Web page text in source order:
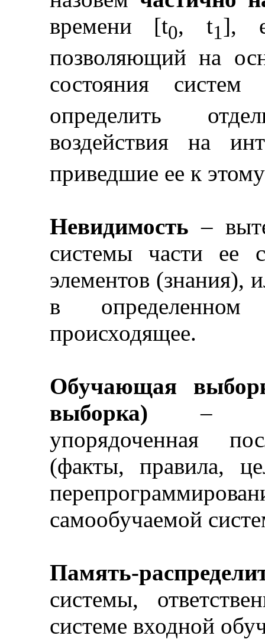
времени [t0, t1],
позволяющий на
состояния
определить
воздействия на
приведшие ее к
Невидимость –
системы части ее
элементов (знания),
в определенном
происходящее.
Обучающая
выборка)
–
упорядоченная
(факты, правила,
самообучаемой
Память-
системы,
системе входной